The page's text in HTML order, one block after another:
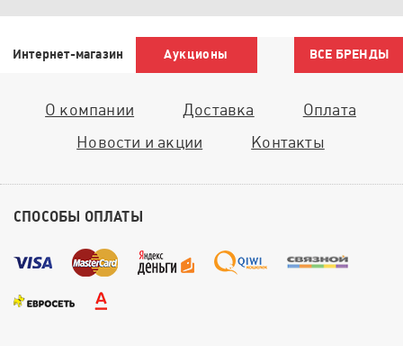
Интернет-магазин Аукционы ВСЕ БРЕНДЫ
О компании Доставка
Оплата
Новости и акции
Контакты
СПОСОБЫ ОПЛАТЫ